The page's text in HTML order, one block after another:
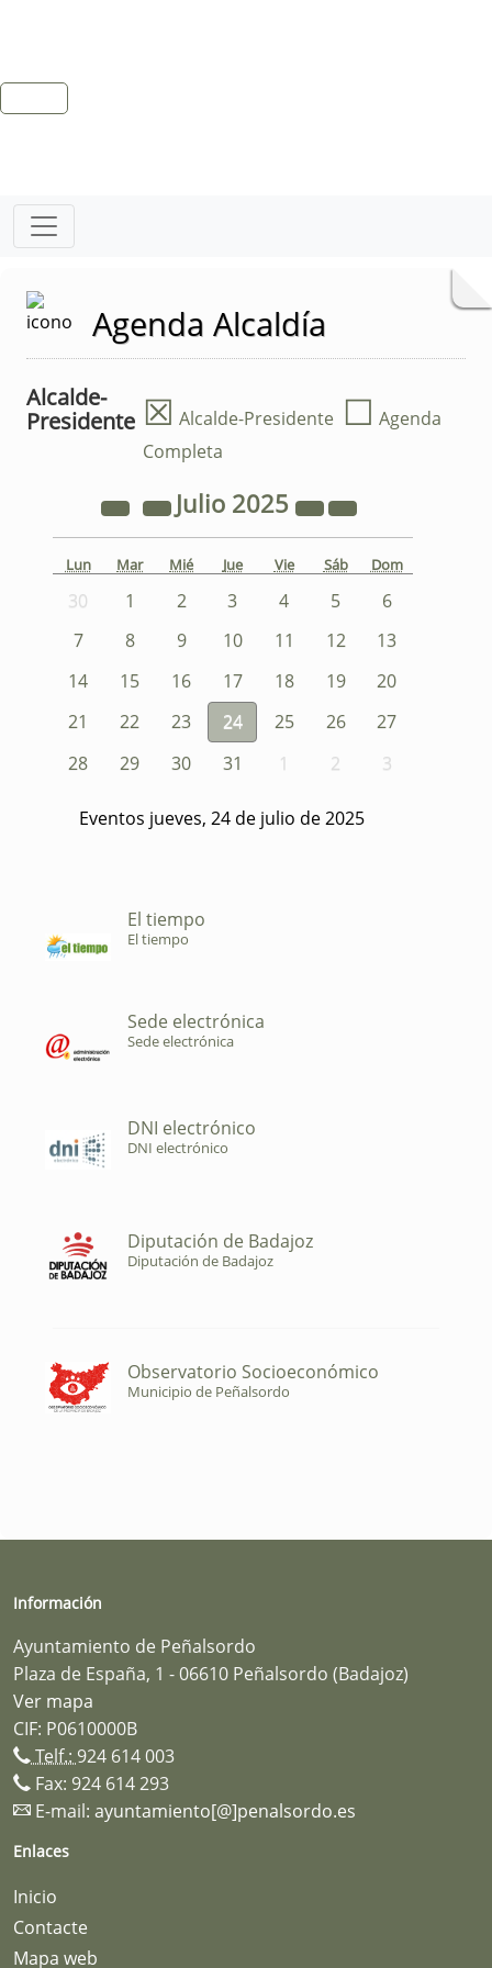
Agenda Alcaldía
Alcalde-
Presidente ☒ Alcalde-Presidente ☐ Agenda
Completa
Julio 2025
Lun Mar Mié Jue Vie Sáb Dom
30 1 2 3 4 5
6
7
8 9 10 11 12
13
14
15 16 17 18 19
20
21
22 23 24 25 26
27
28
29 30 31 1 2 3
Eventos jueves, 24 de julio de 2025
El tiempo
El tiempo
Sede electrónica
Sede electrónica
DNI electrónico
DNI electrónico
Diputación de Badajoz
Diputación de Badajoz
Observatorio Socioeconómico
Municipio de Peñalsordo
Información
Ayuntamiento de Peñalsordo
Plaza de España, 1 - 06610 Peñalsordo (Badajoz)
Ver mapa
CIF: P0610000B
Telf.: 924 614 003
Fax: 924 614 293
E-mail: ayuntamiento[@]penalsordo.es
Enlaces
Inicio
Contacte
Mapa web